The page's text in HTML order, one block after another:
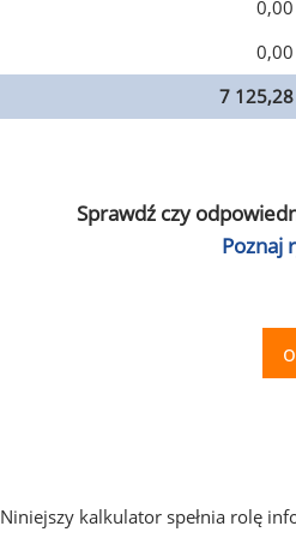
0,00
0,00
7 125,28
Sprawdź czy
Poznaj
Niniejszy kalkulator spełnia rolę